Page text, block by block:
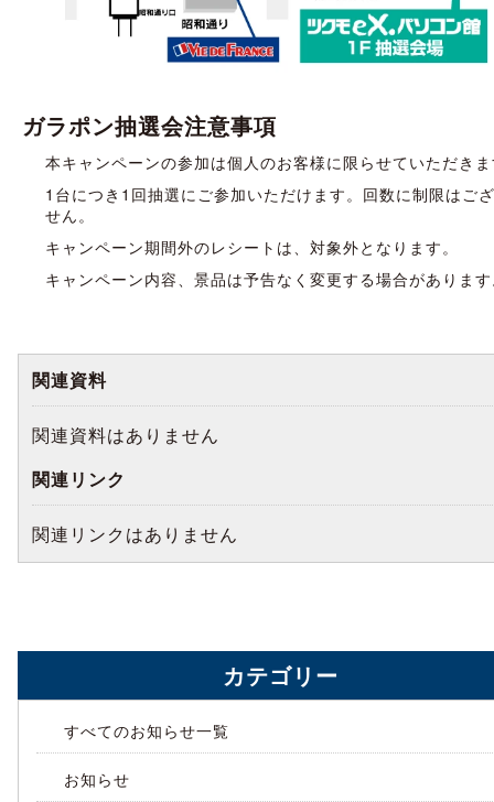
ガラポン抽選会注意事項
本キャンペーンの参加は個人のお客様に限らせていただき
1台につき1回抽選にご参加いただけます。回数に制限はご
せん。
キャンペーン期間外のレシートは、対象外となります。
キャンペーン内容、景品は予告なく変更する場合がありま
関連資料
関連資料はありません
関連リンク
関連リンクはありません
カテゴリー
すべてのお知らせ一覧
お知らせ